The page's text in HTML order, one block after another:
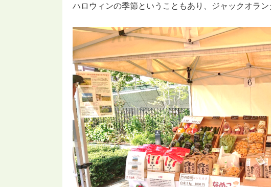
ハロウィンの季節ということもあり、ジャックオラン